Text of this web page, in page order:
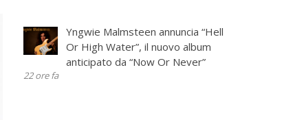
Yngwie Malmsteen annuncia “Hell
Or High Water”, il nuovo album
anticipato da “Now Or Never”
22 ore fa